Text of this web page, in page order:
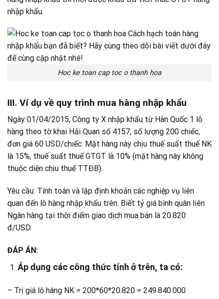
nhập khẩu.
Hoc ke toan cap toc o thanh hoa
III. Ví dụ về quy trình mua hàng nhập khẩu
Ngày 01/04/2015, Công ty X nhập khẩu từ Hàn Quốc 1 lô
hàng theo tờ khai Hải Quan số 4157, số lượng 200 chiếc,
đơn giá 60 USD/chiếc. Mặt hàng này chịu thuế suất thuế NK
là 15%, thuế suất thuế GTGT là 10% (mặt hàng này không
thuộc diện chịu thuế TTĐB).
Yêu cầu: Tính toán và lập định khoản các nghiệp vụ liên
quan đến lô hàng nhập khẩu trên. Biết tỷ giá bình quân liên
Ngân hàng tại thời điểm giao dịch mua bán là 20.820
đ/USD.
ĐÁP ÁN:
Áp dụng các công thức tính ở trên, ta có:
– Trị giá lô hàng NK = 200*60*20.820 = 249.840.000